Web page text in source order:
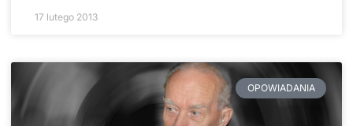
17 lutego 2013
OPOWIADANIA